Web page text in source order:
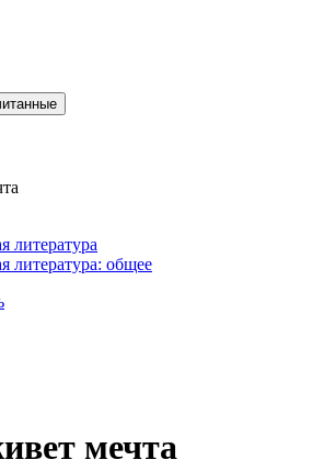
литература
литература: общее
мечта